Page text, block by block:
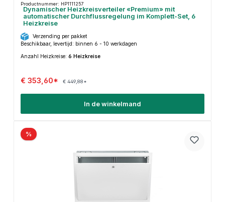
Productnummer: HP1111257
Dynamischer Heizkreisverteiler «Premium» mit
automatischer Durchflussregelung im Komplett-Set, 6
Heizkreise
Verzending per pakket
Beschikbaar, levertijd: binnen 6 - 10 werkdagen
Anzahl Heizkreise: 6 Heizkreise
€ 353,60* € 449,88*
In de winkelmand
%